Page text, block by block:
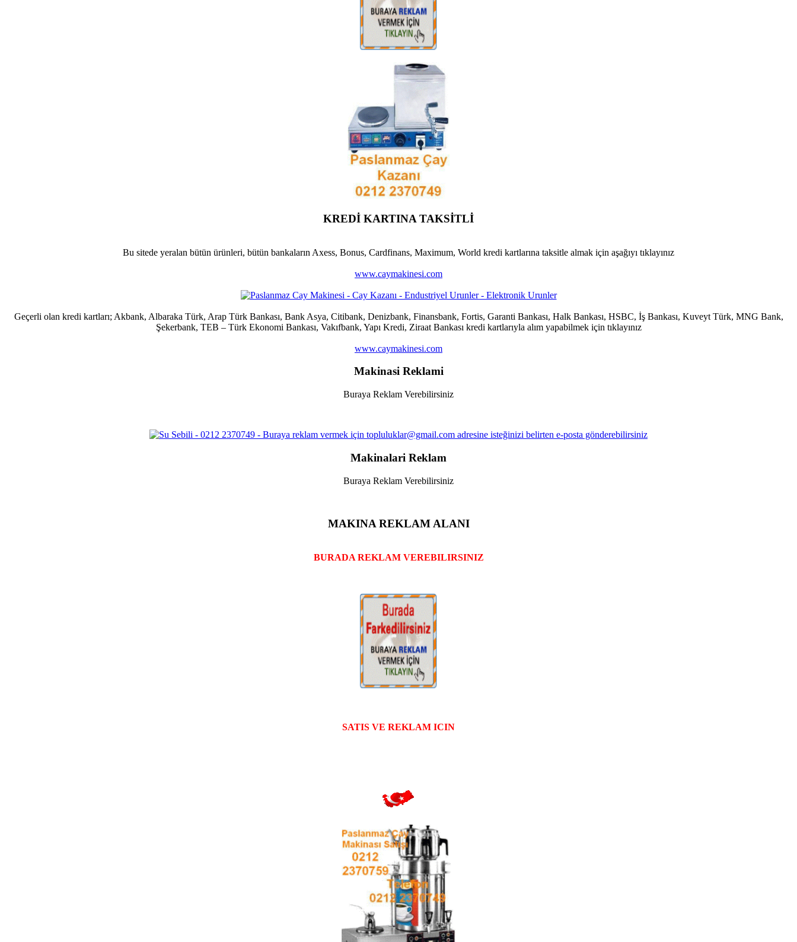
KREDİ KARTINA TAKSİTLİ
Bu sitede yeralan bütün ürünleri, bütün bankaların Axess, Bonus, Cardfinans, Maximum, World kredi kartlarına taksitle almak için aşağıyı tıklayınız
www.caymakinesi.com
Geçerli olan kredi kartları; Akbank, Albaraka Türk, Arap Türk Bankası, Bank Asya, Citibank, Denizbank, Finansbank, Fortis, Garanti Bankası, Halk Bankası, HSBC, İş Bankası, Kuveyt Türk, MNG Bank,
Şekerbank, TEB – Türk Ekonomi Bankası, Vakıfbank, Yapı Kredi, Ziraat Bankası kredi kartlarıyla alım yapabilmek için tıklayınız
www.caymakinesi.com
Makinasi Reklami
Buraya Reklam Verebilirsiniz
Makinalari Reklam
Buraya Reklam Verebilirsiniz
MAKINA REKLAM ALANI
BURADA REKLAM VEREBILIRSINIZ
SATIS VE REKLAM ICIN